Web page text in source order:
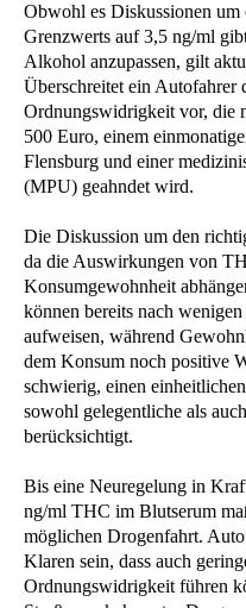
Obwohl es Diskussionen
Grenzwerts auf 3,5 ng/ml
Alkohol anzupassen, gilt
Überschreitet ein Autofahrer
Ordnungswidrigkeit vor, die
500 Euro, einem
Flensburg und einer
(MPU) geahndet wird.
Die Diskussion um den
da die Auswirkungen von
Konsumgewohnheit
können bereits nach
aufweisen, während
dem Konsum noch positive
schwierig, einen
sowohl gelegentliche als
berücksichtigt.
Bis eine Neuregelung in
ng/ml THC im Blutserum
möglichen Drogenfahrt.
Klaren sein, dass auch
Ordnungswidrigkeit führen